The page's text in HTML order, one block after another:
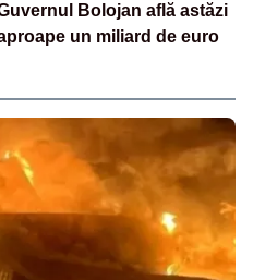
Bolojan află astăzi
un miliard de euro